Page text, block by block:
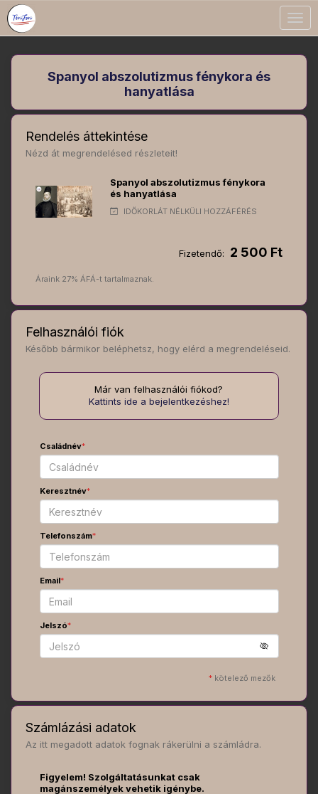
Spanyol abszolutizmus fénykora és
hanyatlása
Rendelés áttekintése
Nézd át megrendelésed részleteit!
Spanyol abszolutizmus fénykora
és hanyatlása
IDŐKORLÁT NÉLKÜLI HOZZÁFÉRÉS
Fizetendő: 2 500 Ft
Áraink 27% ÁFÁ-t tartalmaznak.
Felhasználói fiók
Később bármikor beléphetsz, hogy elérd a megrendeléseid.
Már van felhasználói fiókod?
Kattints ide a bejelentkezéshez!
Családnév*
Keresztnév*
Telefonszám*
Email*
Jelszó*
* kötelező mezők
Számlázási adatok
Az itt megadott adatok fognak rákerülni a számládra.
Figyelem! Szolgáltatásunkat csak
magánszemélyek vehetik igénybe.